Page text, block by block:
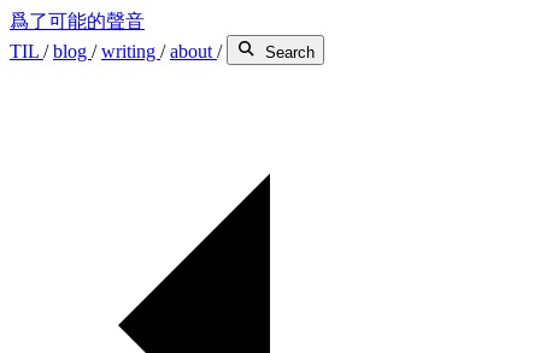
爲了可能的聲音
TIL /blog /writing /about / Search